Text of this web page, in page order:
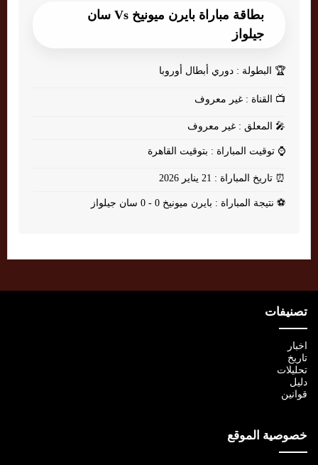
بطاقة مباراة بايرن ميونيخ Vs سان
جيلواز
🏆 البطولة : دوري أبطال أوروبا
📺 القناة : غير معروف
🎤 المعلق : غير معروف
⌚ توقيت المباراة : بتوقيت القاهرة
⏰ تاريخ المباراة : 21 يناير 2026
⚽ نتيجة المباراة : بايرن ميونيخ 0 - 0 سان جيلواز
تصنيفات
اخبار
تاريخ
تحليلات
دليل
قوانين
خصوصية الموقع